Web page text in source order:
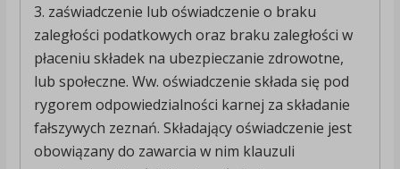
3. zaświadczenie lub oświadczenie o braku
zaległości podatkowych oraz braku zaległości w
płaceniu składek na ubezpieczanie zdrowotne,
lub społeczne. Ww. oświadczenie składa się pod
rygorem odpowiedzialności karnej za składanie
fałszywych zeznań. Składający oświadczenie jest
obowiązany do zawarcia w nim klauzuli